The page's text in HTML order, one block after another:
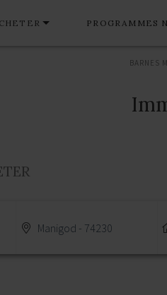
PROGRAMMES
BARNES
Manigod - 74230